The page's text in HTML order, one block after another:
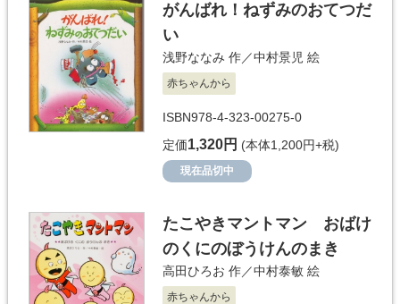
がんばれ！ねずみのおてつだ
い
浅野ななみ 作／中村景児 絵
赤ちゃんから
ISBN978-4-323-00275-0
定価1,320円 (本体1,200円+税)
現在品切中
たこやきマントマン おばけ
のくにのぼうけんのまき
高田ひろお 作／中村泰敏 絵
赤ちゃんから